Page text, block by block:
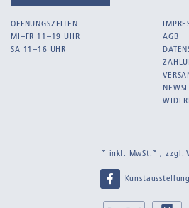
Becker, F.
Beckmann, Max
Birnstengel, Richard
ÖFFNUNGSZEITEN
MI–FR 11–19 UHR
SA 11–16 UHR
AGB
* inkl. MwSt.* , zzgl.